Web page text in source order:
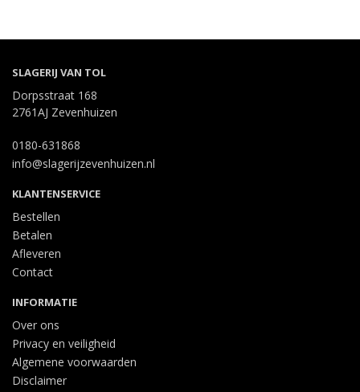
SLAGERIJ VAN TOL
Dorpsstraat 168
2761AJ Zevenhuizen
0180-631868
info@slagerijzevenhuizen.nl
KLANTENSERVICE
Bestellen
Betalen
Afleveren
Contact
INFORMATIE
Over ons
Privacy en veiligheid
Algemene voorwaarden
Disclaimer